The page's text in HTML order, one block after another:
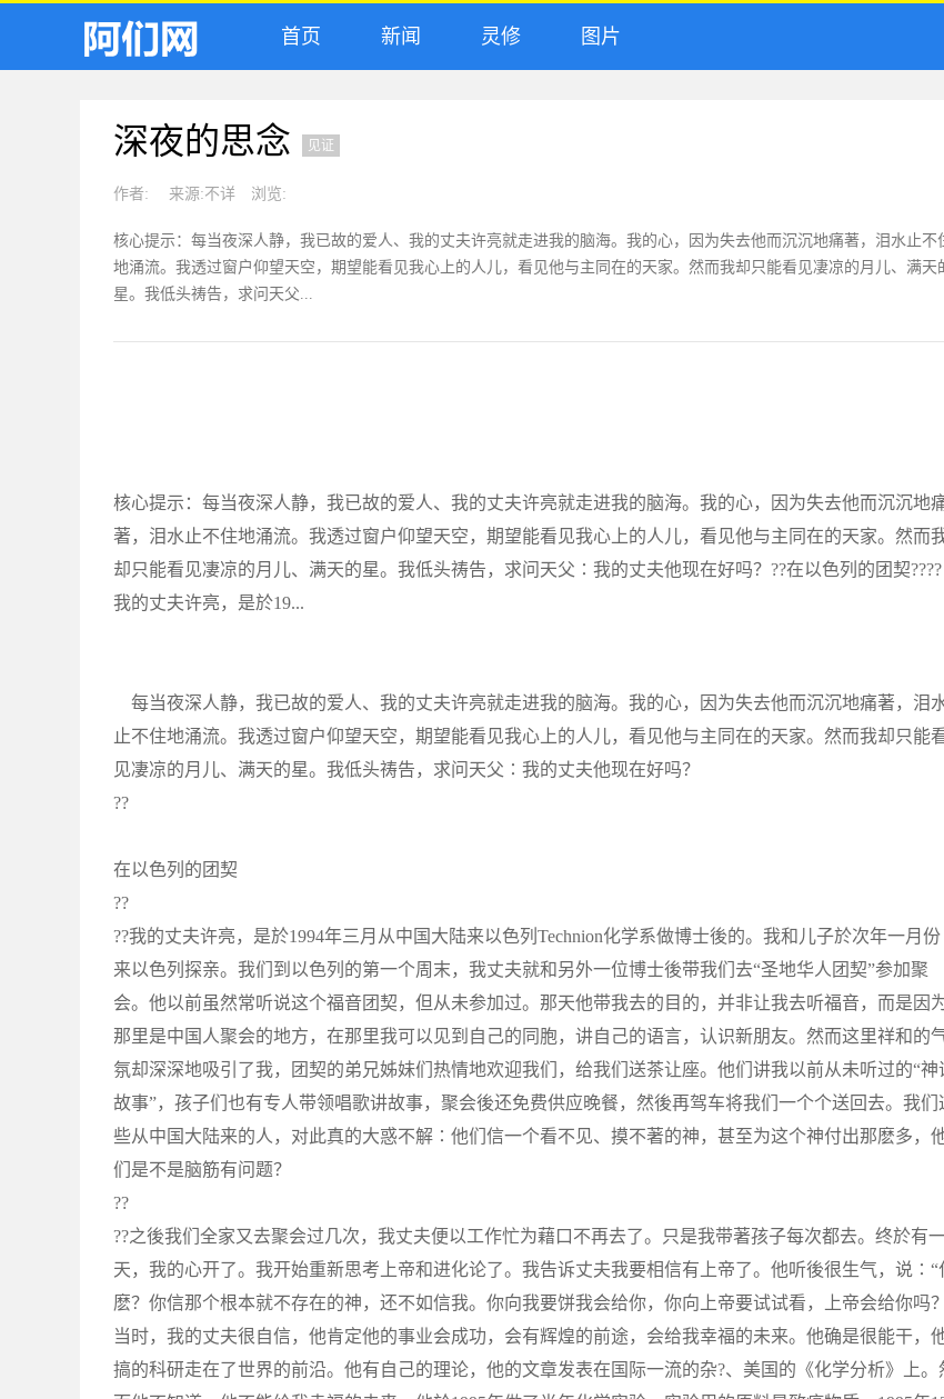
首页 新闻 灵修 图片
深夜的思念 见证
作者: 来源:不详 浏览:
核心提示：每当夜深人静，我已故的爱人、我的丈夫许亮就走进我的脑海。我的心，因为失去他而沉沉地痛著，泪水止不
地涌流。我透过窗户仰望天空，期望能看见我心上的人儿，看见他与主同在的天家。然而我却只能看见凄凉的月儿、满天
星。我低头祷告，求问天父...
核心提示：每当夜深人静，我已故的爱人、我的丈夫许亮就走进我的脑海。我的心，因为失去他而沉沉地
著，泪水止不住地涌流。我透过窗户仰望天空，期望能看见我心上的人儿，看见他与主同在的天家。然而
却只能看见凄凉的月儿、满天的星。我低头祷告，求问天父∶我的丈夫他现在好吗？??在以色列的团契????
我的丈夫许亮，是於19...
每当夜深人静，我已故的爱人、我的丈夫许亮就走进我的脑海。我的心，因为失去他而沉沉地痛著，泪
止不住地涌流。我透过窗户仰望天空，期望能看见我心上的人儿，看见他与主同在的天家。然而我却只能
见凄凉的月儿、满天的星。我低头祷告，求问天父∶我的丈夫他现在好吗？
??
在以色列的团契
??
??我的丈夫许亮，是於1994年三月从中国大陆来以色列Technion化学系做博士後的。我和儿子於次年一月份
来以色列探亲。我们到以色列的第一个周末，我丈夫就和另外一位博士後带我们去“圣地华人团契”参加聚
会。他以前虽然常听说这个福音团契，但从未参加过。那天他带我去的目的，并非让我去听福音，而是因
那里是中国人聚会的地方，在那里我可以见到自己的同胞，讲自己的语言，认识新朋友。然而这里祥和的
氛却深深地吸引了我，团契的弟兄姊妹们热情地欢迎我们，给我们送茶让座。他们讲我以前从未听过的“神
故事”，孩子们也有专人带领唱歌讲故事，聚会後还免费供应晚餐，然後再驾车将我们一个个送回去。我们
些从中国大陆来的人，对此真的大惑不解∶他们信一个看不见、摸不著的神，甚至为这个神付出那麽多，
们是不是脑筋有问题？
??
??之後我们全家又去聚会过几次，我丈夫便以工作忙为藉口不再去了。只是我带著孩子每次都去。终於有
天，我的心开了。我开始重新思考上帝和进化论了。我告诉丈夫我要相信有上帝了。他听後很生气，说∶“
麽？你信那个根本就不存在的神，还不如信我。你向我要饼我会给你，你向上帝要试试看，上帝会给你吗
当时，我的丈夫很自信，他肯定他的事业会成功，会有辉煌的前途，会给我幸福的未来。他确是很能干，
搞的科研走在了世界的前沿。他有自己的理论，他的文章发表在国际一流的杂?、美国的《化学分析》上。